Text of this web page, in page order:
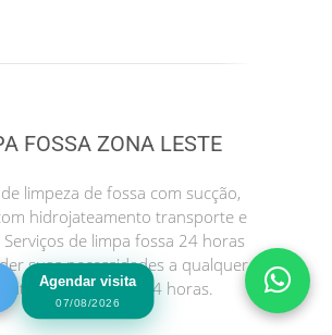
FOSSA ZONA LESTE
limpeza de fossa com sucção,
hidrojateamento transporte e
de limpa fossa 24 horas
suas necessidades a qualquer
Atendimento 24 horas.
Agendar visita
07/08/2026
Online
Online